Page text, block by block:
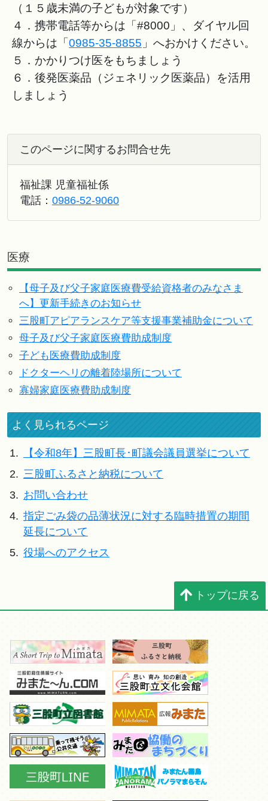
（１５歳未満の子どもが対象です）
４．携帯電話等からは「#8000」、ダイヤル回
線からは「0985-35-8855 」へおかけください。
５．かかりつけ医をもちましょう
６．後発医薬品（ジェネリック医薬品）を活用
しましょう
このページに関するお問合せ先
福祉課 児童福祉係
電話： 0986-52-9060
医療
【母子及び父子家庭医療費受給資格者のみなさま
へ】更新手続きのお知らせ
三股町アピアランスケア等支援事業補助金について
母子及び父子家庭医療費助成制度
子ども医療費助成制度
ドクターヘリの離着陸場所について
寡婦家庭医療費助成制度
よく見られるページ
1.
【令和8年】三股町長･町議会議員選挙について
2. 三股町ふるさと納税について
3. お問い合わせ
4. 指定ごみ袋の品薄状況に対する臨時措置の期間
延長について
5. 役場へのアクセス
トップに戻る